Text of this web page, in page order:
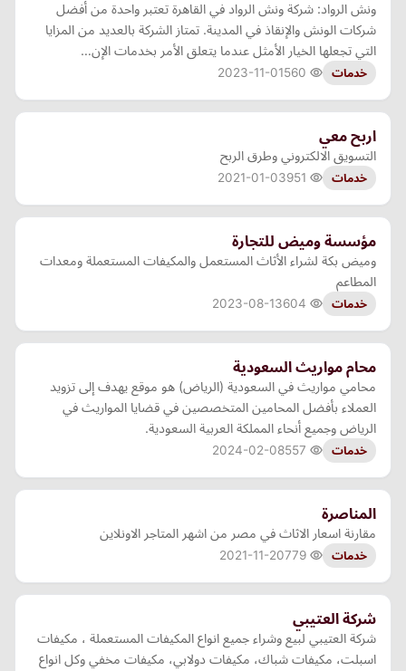
ونش الرواد: شركة ونش الرواد في القاهرة تعتبر واحدة من أفضل
شركات الونش والإنقاذ في المدينة. تمتاز الشركة بالعديد من المزايا
التي تجعلها الخيار الأمثل عندما يتعلق الأمر بخدمات الإن…
خدمات 2023-11-01
اربح معي
التسويق الالكتروني وطرق الربح
خدمات 2021-01-03
مؤسسة وميض للتجارة
وميض بكة لشراء الأثاث المستعمل والمكيفات المستعملة ومعدات
المطاعم
خدمات 2023-08-13
محام مواريث السعودية
محامي مواريث في السعودية (الرياض) هو موقع يهدف إلى تزويد
العملاء بأفضل المحامين المتخصصين في قضايا المواريث في
الرياض وجميع أنحاء المملكة العربية السعودية.
خدمات 2024-02-08
المناصرة
مقارنة اسعار الاثاث في مصر من اشهر المتاجر الاونلاين
خدمات 2021-11-20
شركة العتيبي
شركة العتيبي لبيع وشراء جميع انواع المكيفات المستعملة ، مكيفات
اسبلت، مكيفات شباك، مكيفات دولابي، مكيفات مخفي وكل انواع